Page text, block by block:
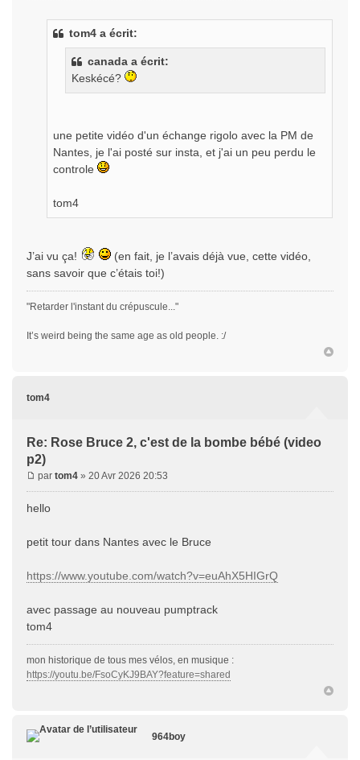
tom4 a écrit:
canada a écrit:
Keskécé?
une petite vidéo d'un échange rigolo avec la PM de
Nantes, je l'ai posté sur insta, et j'ai un peu perdu le
controle
tom4
J’ai vu ça!
(en fait, je l’avais déjà vue, cette vidéo,
sans savoir que c’étais toi!)
"Retarder l'instant du crépuscule..."
It’s weird being the same age as old people. :/
tom4
Re: Rose Bruce 2, c'est de la bombe bébé (video
p2)
par tom4 » 20 Avr 2026 20:53
hello
petit tour dans Nantes avec le Bruce
https://www.youtube.com/watch?v=euAhX5HIGrQ
avec passage au nouveau pumptrack
tom4
mon historique de tous mes vélos, en musique :
https://youtu.be/FsoCyKJ9BAY?feature=shared
964boy